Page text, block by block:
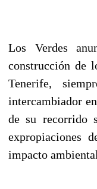
Los Verdes
construcción de
Tenerife,
intercambiador
de su recorrido
expropiaciones
impacto